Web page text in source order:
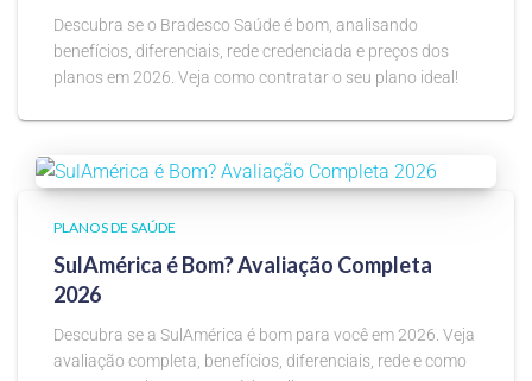
Descubra se o Bradesco Saúde é bom, analisando
benefícios, diferenciais, rede credenciada e preços dos
planos em 2026. Veja como contratar o seu plano ideal!
PLANOS DE SAÚDE
SulAmérica é Bom? Avaliação Completa
2026
Descubra se a SulAmérica é bom para você em 2026. Veja
avaliação completa, benefícios, diferenciais, rede e como